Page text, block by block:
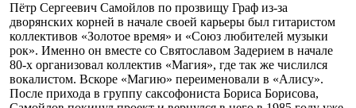
Пётр Сергеевич Самойлов по прозвищу Граф из-за
дворянских корней в начале своей карьеры был гитаристом
коллективов «Золотое время» и «Союз любителей музыки
рок». Именно он вместе со Святославом Задерием в начале
80-х организовал коллектив «Магия», где так же числился
вокалистом. Вскоре «Магию» переименовали в «Алису».
После прихода в группу саксофониста Бориса Борисова,